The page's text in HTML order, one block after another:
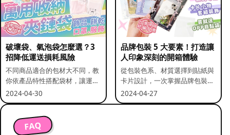
破壞袋、氣泡袋怎麼選？3
招降低運送損耗風險
不同商品適合的包材大不同，教
你依產品特性搭配袋材，讓運送
更安全。
2024-04-30
品牌包裝 5 大要素！打造讓
人印象深刻的開箱體驗
從包裝色系、材質選擇到貼紙與
卡片設計，一次掌握品牌包裝的
關鍵要素。
2024-04-27
FAQ